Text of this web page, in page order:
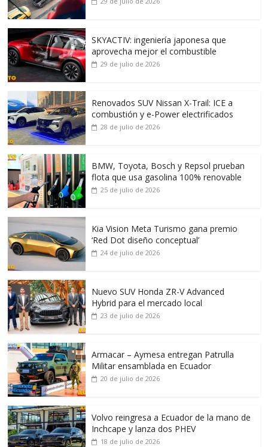
SKYACTIV: ingeniería japonesa que
aprovecha mejor el combustible
29 de julio de 2026
Renovados SUV Nissan X-Trail: ICE a
combustión y e-Power electrificados
28 de julio de 2026
BMW, Toyota, Bosch y Repsol prueban
flota que usa gasolina 100% renovable
25 de julio de 2026
Kia Vision Meta Turismo gana premio
‘Red Dot diseño conceptual’
24 de julio de 2026
Nuevo SUV Honda ZR-V Advanced
Hybrid para el mercado local
23 de julio de 2026
Armacar – Aymesa entregan Patrulla
Militar ensamblada en Ecuador
20 de julio de 2026
Volvo reingresa a Ecuador de la mano de
Inchcape y lanza dos PHEV
18 de julio de 2026